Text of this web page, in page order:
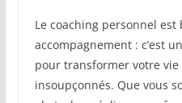
Le coaching personnel est
accompagnement : c’est
pour transformer votre
insoupçonnés. Que vous